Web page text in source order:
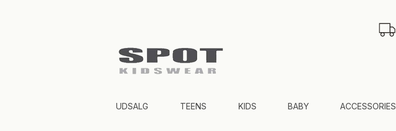
UDSALG TEENS KIDS BABY ACCESSORIES